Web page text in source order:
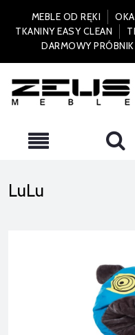
MEBLE OD RĘKI
TKANINY EASY CLEAN
DARMOWY PRÓBNIK
LuLu